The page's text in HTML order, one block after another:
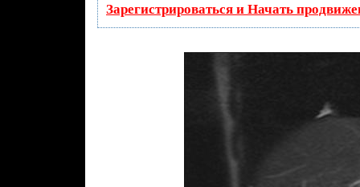
Зарегистрироваться и Начать